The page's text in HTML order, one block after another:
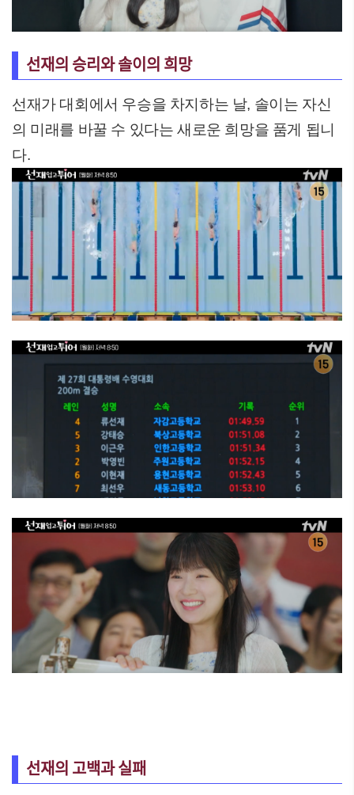
선재의 승리와 솔이의 희망
선재가 대회에서 우승을 차지하는 날, 솔이는 자신
의 미래를 바꿀 수 있다는 새로운 희망을 품게 됩니
다.
선재의 고백과 실패